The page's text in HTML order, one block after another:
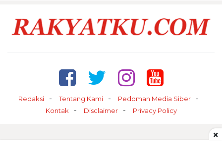
Redaksi Tentang Kami
Pedoman Media Siber
Kontak
Disclaimer Privacy Policy
×